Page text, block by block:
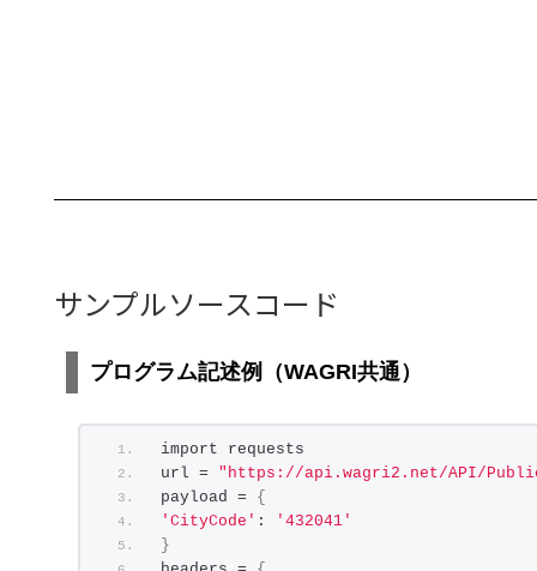
サンプルソースコード
プログラム記述例（WAGRI共通）
import requests
url = "https://api.wagri2.net/API/
payload = {
'CityCode' :
'432041'
}